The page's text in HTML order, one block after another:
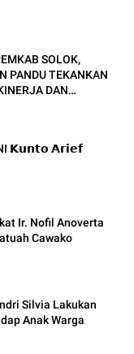
SOLOK,
PANDU TEKANKAN
DAN
𝗞𝘂𝗻𝘁𝗼 𝗔𝗿𝗶𝗲𝗳
Ir. Nofil Anoverta
Cawako
Silvia Lakukan
Anak Warga